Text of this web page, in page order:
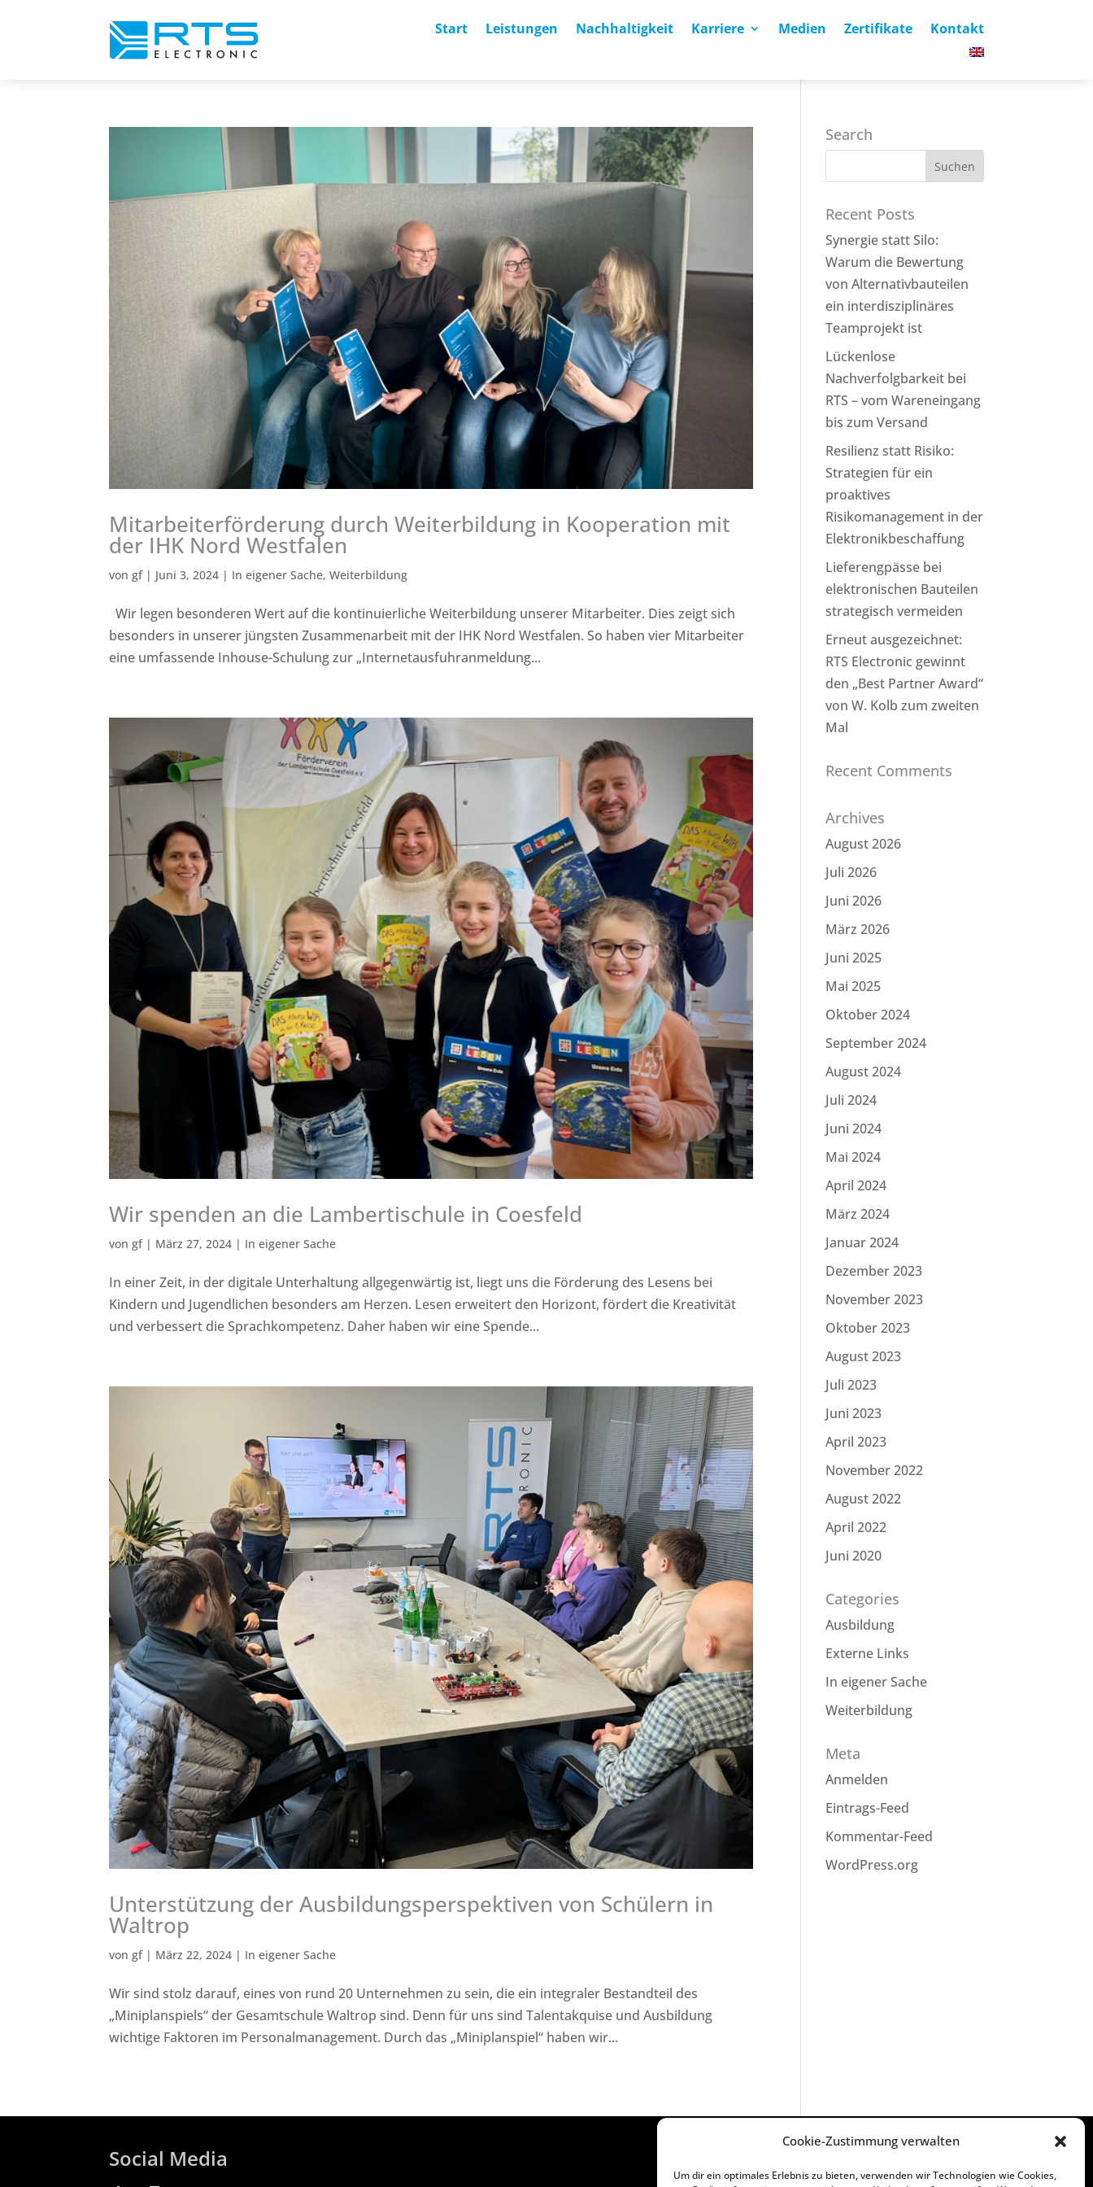
Cookie-Zustimmung verwalten
Um dir ein optimales Erlebnis zu bieten, verwenden wir Technologien wie Cookies,
Start Leistungen Nachhaltigkeit Karriere Medien Zertifikate Kontakt
Mitarbeiterförderung durch Weiterbildung in Kooperation mit
der IHK Nord Westfalen
vongf| Juni 3, 2024 | In eigener Sache,Weiterbildung
Wir legen besonderen Wert auf die kontinuierliche Weiterbildung unserer Mitarbeiter. Dies zeigt sich
besonders in unserer jüngsten Zusammenarbeit mit der IHK Nord Westfalen. So haben vier Mitarbeiter
eine umfassende Inhouse-Schulung zur „Internetausfuhranmeldung...
Wir spenden an die Lambertischule in Coesfeld
vongf| März 27, 2024 | In eigener Sache
In einer Zeit, in der digitale Unterhaltung allgegenwärtig ist, liegt uns die Förderung des Lesens bei
Kindern und Jugendlichen besonders am Herzen. Lesen erweitert den Horizont, fördert die Kreativität
und verbessert die Sprachkompetenz. Daher haben wir eine Spende...
Unterstützung der Ausbildungsperspektiven von Schülern in
Waltrop
vongf| März 22, 2024 | In eigener Sache
Wir sind stolz darauf, eines von rund 20 Unternehmen zu sein, die ein integraler Bestandteil des
„Miniplanspiels“ der Gesamtschule Waltrop sind. Denn für uns sind Talentakquise und Ausbildung
wichtige Faktoren im Personalmanagement. Durch das „Miniplanspiel“ haben wir...
Search
Recent Posts
Synergie statt Silo:
Warum die Bewertung
von Alternativbauteilen
ein interdisziplinäres
Teamprojekt ist
Lückenlose
Nachverfolgbarkeit bei
RTS – vom Wareneingang
bis zum Versand
Resilienz statt Risiko:
Strategien für ein
proaktives
Risikomanagement in der
Elektronikbeschaffung
Lieferengpässe bei
elektronischen Bauteilen
strategisch vermeiden
Erneut ausgezeichnet:
RTS Electronic gewinnt
den „Best Partner Award“
von W. Kolb zum zweiten
Mal
Recent Comments
Archives
August 2026
Juli 2026
Juni 2026
März 2026
Juni 2025
Mai 2025
Oktober 2024
September 2024
August 2024
Juli 2024
Juni 2024
Mai 2024
April 2024
März 2024
Januar 2024
Dezember 2023
November 2023
Oktober 2023
August 2023
Juli 2023
Juni 2023
April 2023
November 2022
August 2022
April 2022
Juni 2020
Categories
Ausbildung
Externe Links
In eigener Sache
Weiterbildung
Meta
Anmelden
Eintrags-Feed
Kommentar-Feed
WordPress.org
Social Media